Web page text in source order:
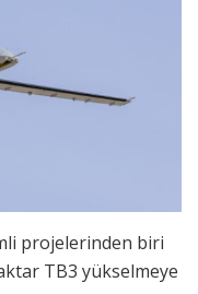
projelerinden biri
TB3 yükselmeye